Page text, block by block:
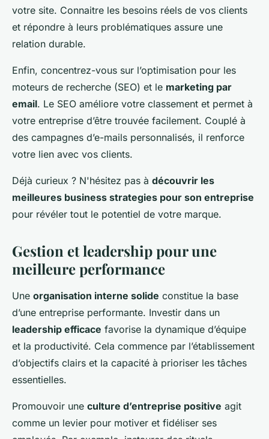
votre site. Connaitre les besoins réels de vos clients
et répondre à leurs problématiques assure une
relation durable.
Enfin, concentrez-vous sur l’optimisation pour les
moteurs de recherche (SEO) et le marketing par
email. Le SEO améliore votre classement et permet à
votre entreprise d’être trouvée facilement. Couplé à
des campagnes d’e-mails personnalisés, il renforce
votre lien avec vos clients.
Déjà curieux ? N'hésitez pas à découvrir les
meilleures business strategies pour son entreprise
pour révéler tout le potentiel de votre marque.
Gestion et leadership pour une
meilleure performance
Une organisation interne solide constitue la base
d’une entreprise performante. Investir dans un
leadership efficace favorise la dynamique d’équipe
et la productivité. Cela commence par l’établissement
d’objectifs clairs et la capacité à prioriser les tâches
essentielles.
Promouvoir une culture d’entreprise positive agit
comme un levier pour motiver et fidéliser ses